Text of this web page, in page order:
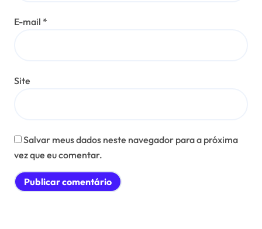
E-mail *
Site
Salvar meus dados neste navegador para a próxima
vez que eu comentar.